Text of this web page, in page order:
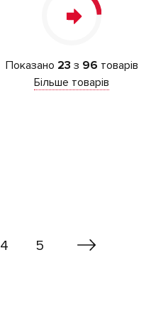
Показано 23 з 96 товарів
Більше товарів
4 5